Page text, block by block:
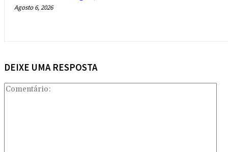
Agosto 6, 2026
DEIXE UMA RESPOSTA